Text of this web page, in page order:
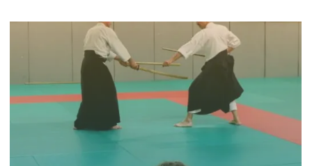
l’aïkido,
une
pédagogie
geste"